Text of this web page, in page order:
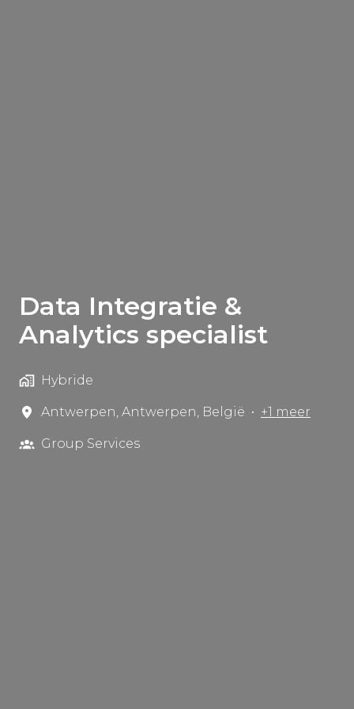
Data Integratie &
Analytics specialist
Hybride
Antwerpen, Antwerpen, België • +1 meer
Group Services